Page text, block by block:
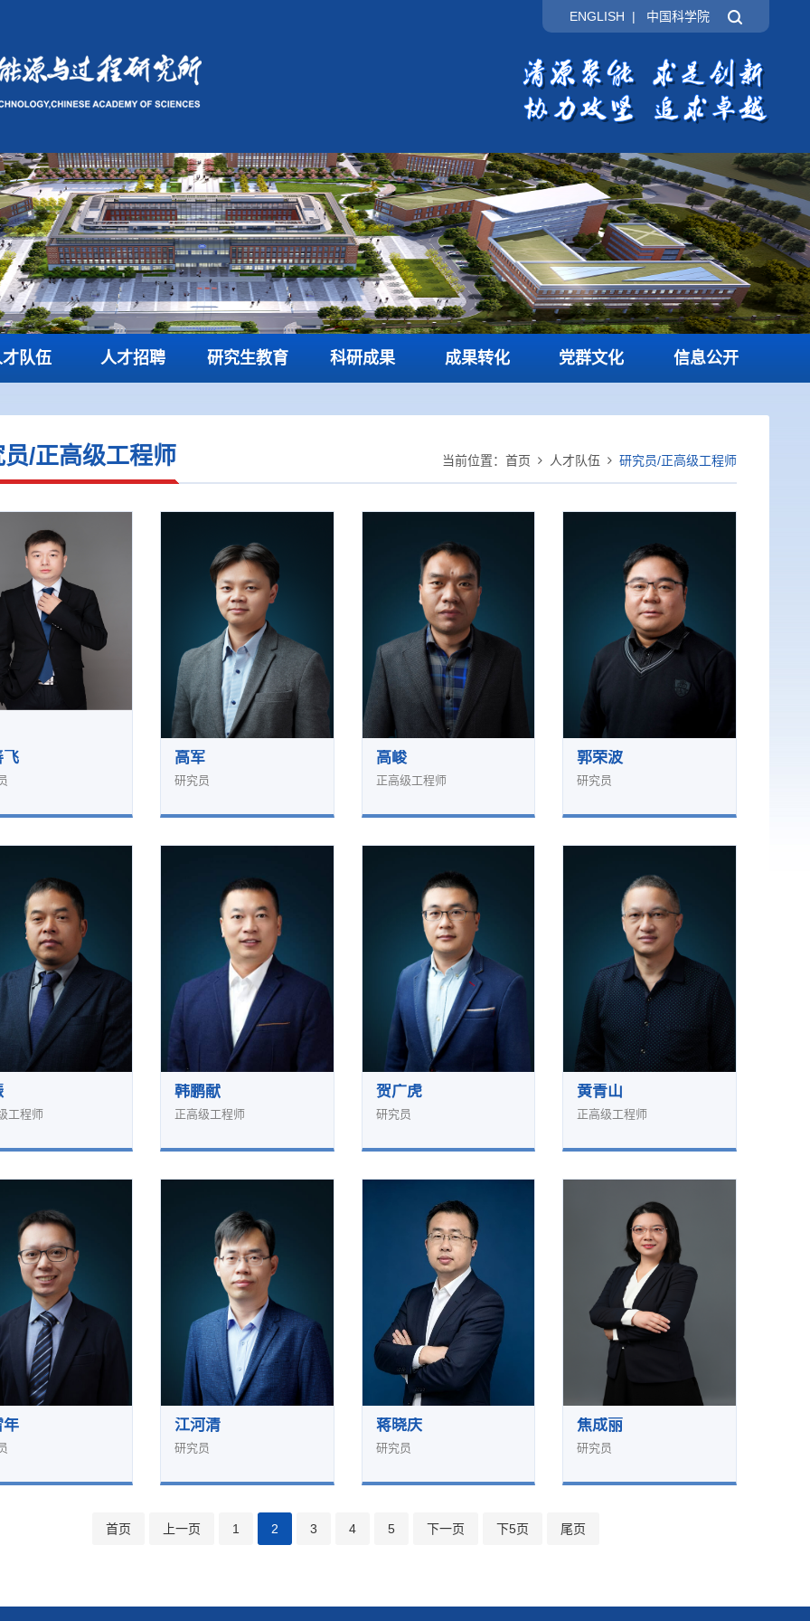
ENGLISH | 中国科学院
队伍 人才招聘 研究生教育 科研成果 成果转化 党群文化 信息公开
当前位置： 首页 人才队伍 研究员/正高级工程师
/正高级工程师
飞 高军
研究员
高峻
正高级工程师
郭荣波
研究员
工程师
韩鹏献
正高级工程师
贺广虎
研究员
黄青山
正高级工程师
年 江河清
研究员
蒋晓庆
研究员
焦成丽
研究员
首页 上一页 1 2 3 4 5 下一页 下5页 尾页